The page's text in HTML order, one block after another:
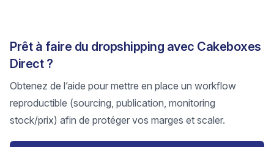
Prêt à faire du dropshipping avec Cakeboxes
Direct ?
Obtenez de l’aide pour mettre en place un workflow
reproductible (sourcing, publication, monitoring
stock/prix) afin de protéger vos marges et scaler.